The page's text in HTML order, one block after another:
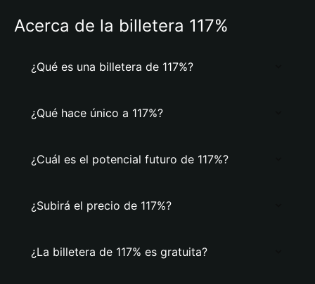
Acerca de la billetera 117%
¿Qué es una billetera de 117%?
¿Qué hace único a 117%?
¿Cuál es el potencial futuro de 117%?
¿Subirá el precio de 117%?
¿La billetera de 117% es gratuita?